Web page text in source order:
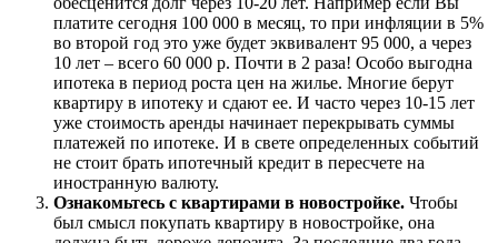
платите сегодня 100 000 в месяц, то при инфляции в 5%
во второй год это уже будет эквивалент 95 000, а через
10 лет – всего 60 000 р. Почти в 2 раза! Особо выгодна
ипотека в период роста цен на жилье. Многие берут
квартиру в ипотеку и сдают ее. И часто через 10-15 лет
уже стоимость аренды начинает перекрывать суммы
платежей по ипотеке. И в свете определенных событий
не стоит брать ипотечный кредит в пересчете на
иностранную валюту.
Ознакомьтесь с квартирами в новостройке. Чтобы
был смысл покупать квартиру в новостройке, она